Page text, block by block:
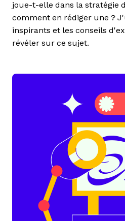
joue-t-elle dans la stratégie
comment en rédiger une ?
inspirants et les conseils
révéler sur ce sujet.